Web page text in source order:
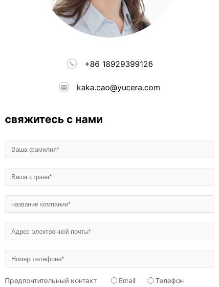
+86 18929399126
kaka.cao@yucera.com
свяжитесь с нами
Предпочтительный контакт Email Телефон